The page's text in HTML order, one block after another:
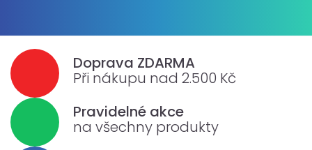
Doprava ZDARMA
Při nákupu nad 2.500 Kč
Pravidelné akce
na všechny produkty